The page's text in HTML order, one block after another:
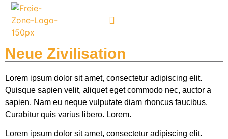
Neue Zivilisation
Lorem ipsum dolor sit amet, consectetur adipiscing elit.
Quisque sapien velit, aliquet eget commodo nec, auctor a
sapien. Nam eu neque vulputate diam rhoncus faucibus.
Curabitur quis varius libero. Lorem.
Lorem ipsum dolor sit amet, consectetur adipiscing elit.